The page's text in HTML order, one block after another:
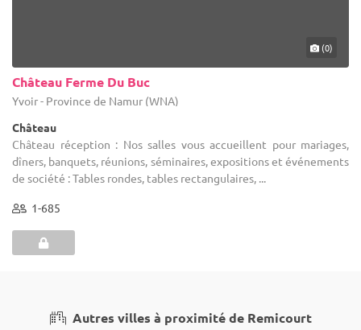
(0)
Château Ferme Du Buc
Yvoir - Province de Namur (WNA)
Château
Château réception : Nos salles vous accueillent pour mariages,
dîners, banquets, réunions, séminaires, expositions et événements
de société : Tables rondes, tables rectangulaires, ...
1-685
Autres villes à proximité de Remicourt